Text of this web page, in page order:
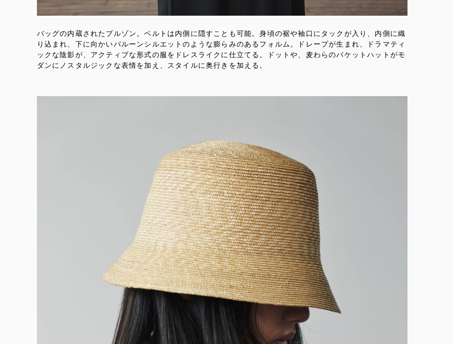
バッグの内蔵されたブルゾン。ベルトは内側に隠すことも可能。身頃の裾や袖口にタックが入り、内側に織
り込まれ、下に向かいバルーンシルエットのような膨らみのあるフォルム。ドレープが生まれ、ドラマティ
ックな陰影が、アクティブな形式の服をドレスライクに仕立てる。ドットや、麦わらのバケットハットがモ
ダンにノスタルジックな表情を加え、スタイルに奥行きを加える。